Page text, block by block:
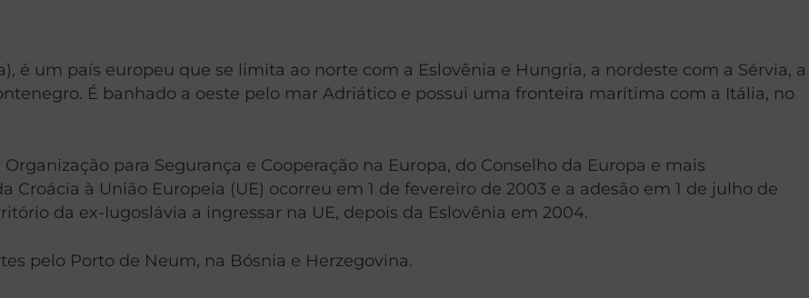
é um país europeu que se limita ao norte com a Eslovênia e Hungria, a nordeste com a Sérvia, a
É banhado a oeste pelo mar Adriático e possui uma fronteira marítima com a Itália, no
para Segurança e Cooperação na Europa, do Conselho da Europa e mais
à União Europeia (UE) ocorreu em 1 de fevereiro de 2003 e a adesão em 1 de julho de
da ex-Iugoslávia a ingressar na UE, depois da Eslovênia em 2004.
pelo Porto de Neum, na Bósnia e Herzegovina.